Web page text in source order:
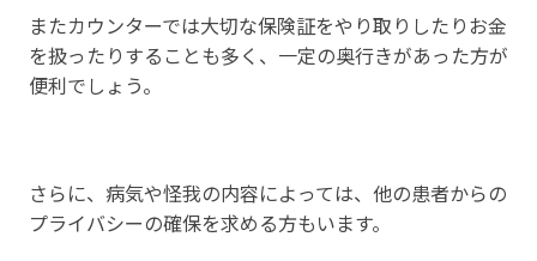
またカウンターでは大切な保険証をやり取りしたりお金
を扱ったりすることも多く、一定の奥行きがあった方が
便利でしょう。
さらに、病気や怪我の内容によっては、他の患者からの
プライバシーの確保を求める方もいます。